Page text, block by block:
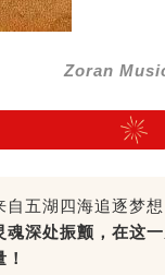
Zoran
自五湖四海追逐梦
魂深处振颤，在这